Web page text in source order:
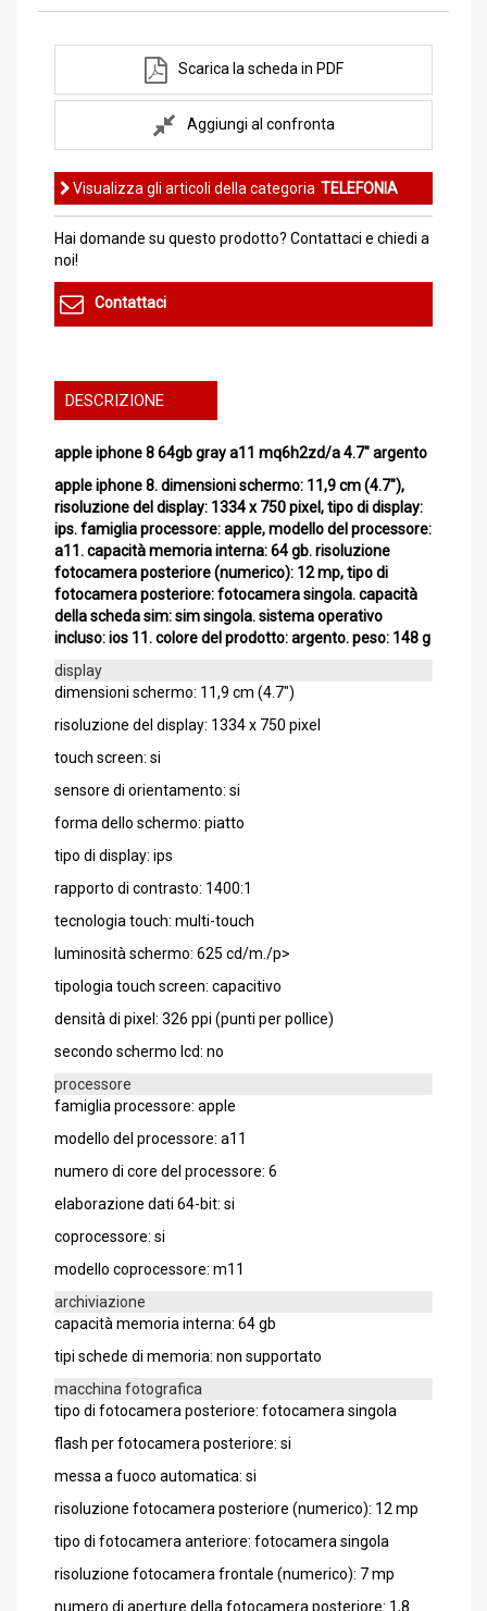
Scarica la scheda in PDF
Aggiungi al confronta
Visualizza gli articoli della categoria TELEFONIA
Hai domande su questo prodotto? Contattaci e chiedi a
noi!
Contattaci
DESCRIZIONE
apple iphone 8 64gb gray a11 mq6h2zd/a 4.7" argento
apple iphone 8. dimensioni schermo: 11,9 cm (4.7"),
risoluzione del display: 1334 x 750 pixel, tipo di display:
ips. famiglia processore: apple, modello del processore:
a11. capacità memoria interna: 64 gb. risoluzione
fotocamera posteriore (numerico): 12 mp, tipo di
fotocamera posteriore: fotocamera singola. capacità
della scheda sim: sim singola. sistema operativo
incluso: ios 11. colore del prodotto: argento. peso: 148 g
display
dimensioni schermo: 11,9 cm (4.7")
risoluzione del display: 1334 x 750 pixel
touch screen: si
sensore di orientamento: si
forma dello schermo: piatto
tipo di display: ips
rapporto di contrasto: 1400:1
tecnologia touch: multi-touch
luminosità schermo: 625 cd/m./p>
tipologia touch screen: capacitivo
densità di pixel: 326 ppi (punti per pollice)
secondo schermo lcd: no
processore
famiglia processore: apple
modello del processore: a11
numero di core del processore: 6
elaborazione dati 64-bit: si
coprocessore: si
modello coprocessore: m11
archiviazione
capacità memoria interna: 64 gb
tipi schede di memoria: non supportato
macchina fotografica
tipo di fotocamera posteriore: fotocamera singola
flash per fotocamera posteriore: si
messa a fuoco automatica: si
risoluzione fotocamera posteriore (numerico): 12 mp
tipo di fotocamera anteriore: fotocamera singola
risoluzione fotocamera frontale (numerico): 7 mp
numero di aperture della fotocamera posteriore: 1,8